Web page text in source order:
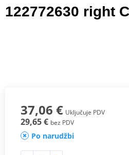
122772630 right
37,06 € Uključuje PDV
29,65 € bez PDV
Po narudžbi